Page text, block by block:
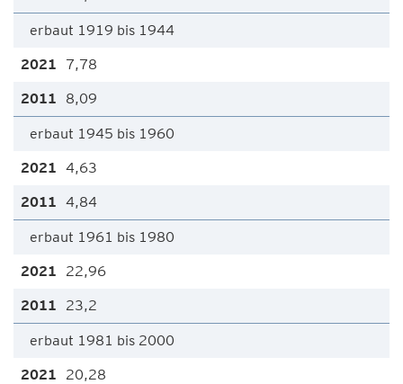
erbaut 1919 bis 1944
7,78
8,09
erbaut 1945 bis 1960
4,63
4,84
erbaut 1961 bis 1980
22,96
23,2
erbaut 1981 bis 2000
20,28